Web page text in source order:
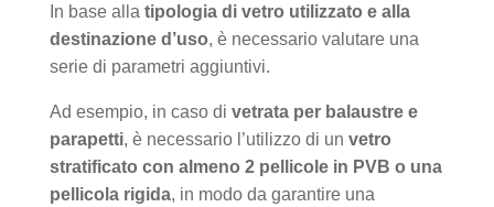
In base alla tipologia di vetro utilizzato e alla
destinazione d’uso, è necessario valutare una
serie di parametri aggiuntivi.
Ad esempio, in caso di vetrata per balaustre e
parapetti, è necessario l’utilizzo di un vetro
stratificato con almeno 2 pellicole in PVB o una
pellicola rigida, in modo da garantire una